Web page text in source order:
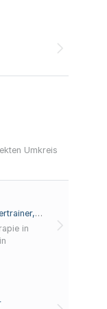
Umkreis
Tierarzt
in